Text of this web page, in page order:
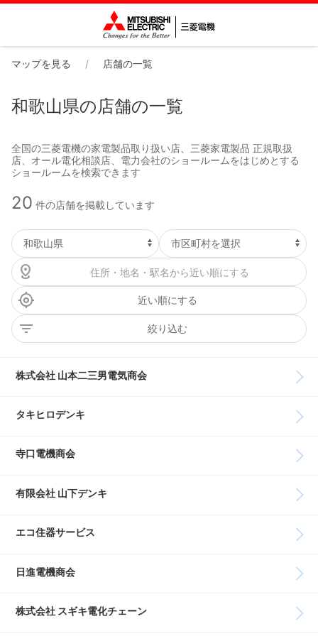
マップを見る 店舗の一覧
和歌山県の店舗の一覧
全国の三菱電機の家電製品取り扱い店、三菱家電製品 正規取扱
店、オール電化相談店、電力会社のショールームをはじめとする
ショールームを検索できます
20 件の店舗を掲載しています
近い順にする
絞り込む
株式会社 山本二三男電気商会
タキヒロデンキ
寺口電機商会
有限会社 山下デンキ
エコ住器サービス
日進電機商会
株式会社 スギキ電化チェーン